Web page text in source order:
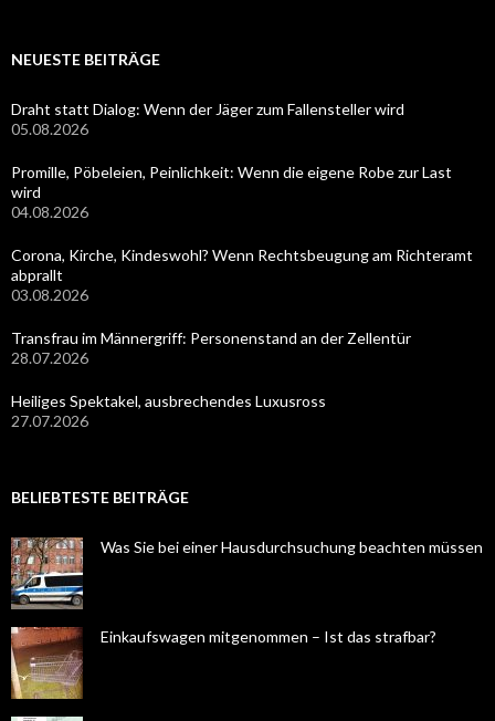
NEUESTE BEITRÄGE
Draht statt Dialog: Wenn der Jäger zum Fallensteller wird
05.08.2026
Promille, Pöbeleien, Peinlichkeit: Wenn die eigene Robe zur Last
wird
04.08.2026
Corona, Kirche, Kindeswohl? Wenn Rechtsbeugung am Richteramt
abprallt
03.08.2026
Transfrau im Männergriff: Personenstand an der Zellentür
28.07.2026
Heiliges Spektakel, ausbrechendes Luxusross
27.07.2026
BELIEBTESTE BEITRÄGE
Was Sie bei einer Hausdurchsuchung beachten müssen
Einkaufswagen mitgenommen – Ist das strafbar?